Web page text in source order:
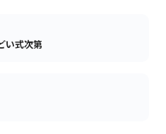
い式次第